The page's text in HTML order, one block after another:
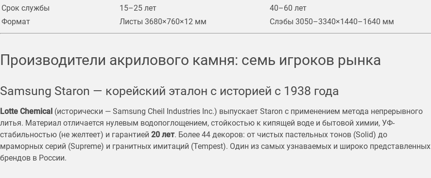
Срок службы
15–25 лет
40–60 лет
Формат
Листы 3680×760×12 мм Слэбы 3050–3340×1440–1640 мм
Производители акрилового камня: семь игроков рынка
Samsung Staron — корейский эталон с историей с 1938 года
Lotte Chemical (исторически — Samsung Cheil Industries Inc.) выпускает Staron с применением метода непрерывного
литья. Материал отличается нулевым водопоглощением, стойкостью к кипящей воде и бытовой химии, УФ-
стабильностью (не желтеет) и гарантией 20 лет. Более 44 декоров: от чистых пастельных тонов (Solid) до
мраморных серий (Supreme) и гранитных имитаций (Tempest). Один из самых узнаваемых и широко представленных
брендов в России.